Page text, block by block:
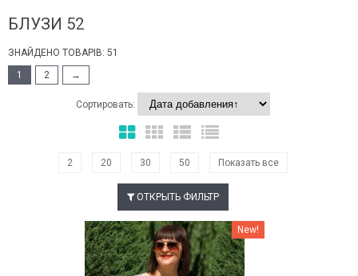
БЛУЗИ 52
ЗНАЙДЕНО ТОВАРІВ: 51
1
2 →
Сортировать:
2 20 30 50 Показать все
ОТКРЫТЬ ФИЛЬТР
Наклейки Варіант з % New!